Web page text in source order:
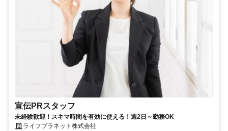
宣伝PRスタッフ
未経験歓迎！スキマ時間を有効に使える！週2日～勤務OK
ライフプラネット株式会社